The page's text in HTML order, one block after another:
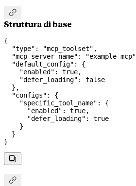

Struttura di base
{
  "type"
: "mcp_toolset" ,
  "mcp_server_name"
: "example-mcp"
  "default_config"
: {
    "enabled"
: true,
    "defer_loading"
: false
  },
  "configs"
: {
    "specific_tool_name"
: {
      "enabled"
: true,
      "defer_loading"
: true
    }
  }
}

